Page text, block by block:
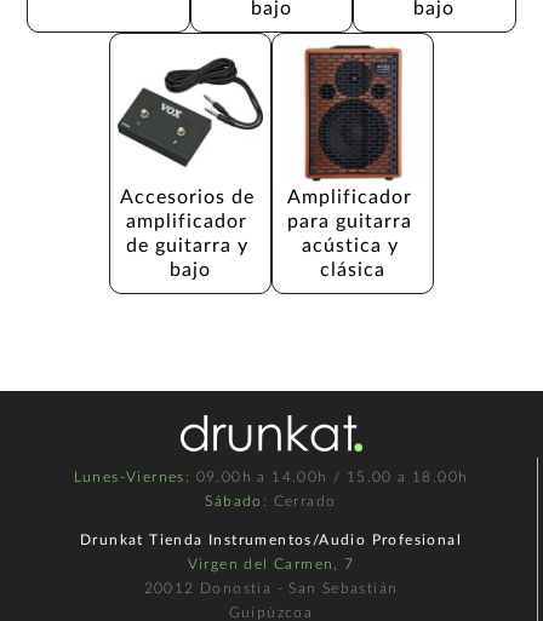
bajo bajo
Accesorios de
amplificador
de guitarra y
bajo
Amplificador
para guitarra
acústica y
clásica
Lunes-Viernes : 09.00h a 14.00h / 15.00 a 18.00h
Sábado : Cerrado
Drunkat Tienda Instrumentos/Audio Profesional
Virgen del Carmen, 7
20012 Donostia - San Sebastián
Guipúzcoa